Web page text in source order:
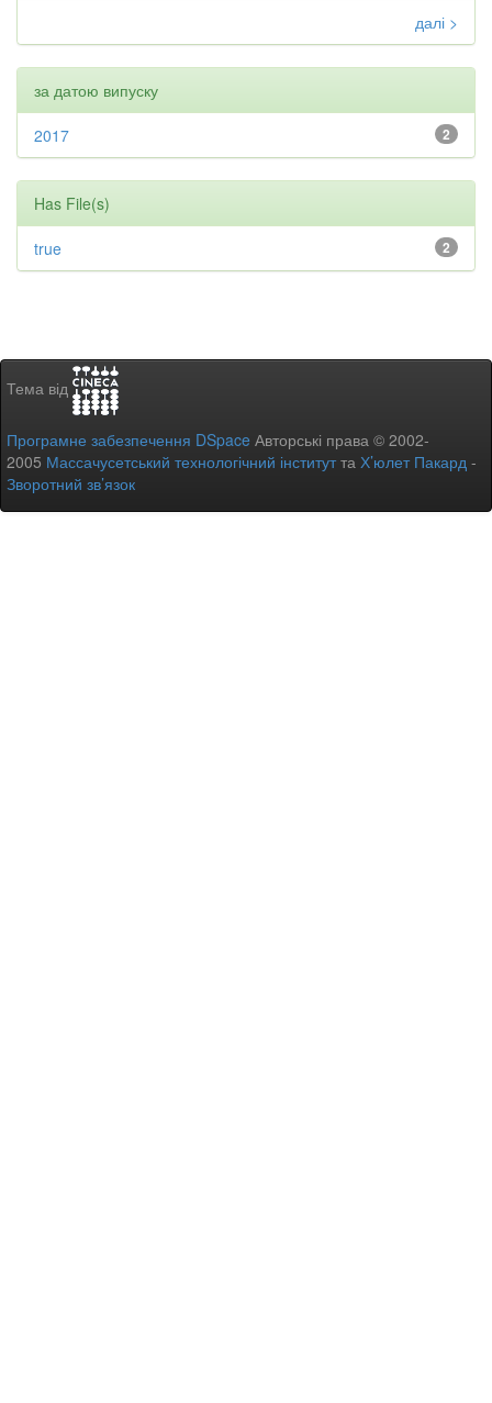
далі >
за датою випуску
2
2017
Has File(s)
2
true
Тема від
Програмне забезпечення DSpace Авторські права © 2002-
2005 Массачусетський технологічний інститутта Х’юлет Пакард -
Зворотний зв’язок